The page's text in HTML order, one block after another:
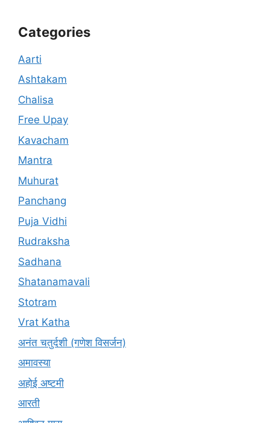
Categories
Aarti
Ashtakam
Chalisa
Free Upay
Kavacham
Mantra
Muhurat
Panchang
Puja Vidhi
Rudraksha
Sadhana
Shatanamavali
Stotram
Vrat Katha
अनंत चतुर्दशी (गणेश विसर्जन)
अमावस्या
अहोई अष्टमी
आरती